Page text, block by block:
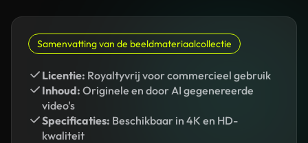
Samenvatting van de beeldmateriaalcollectie
Licentie: Royaltyvrij voor commercieel gebruik
Inhoud: Originele en door AI gegenereerde
video's
Specificaties: Beschikbaar in 4K en HD-
kwaliteit